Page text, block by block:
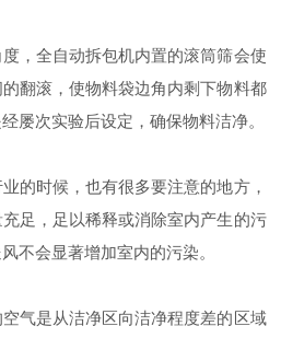
全自动拆包机内置的滚筒筛会使
翻滚，使物料袋边角内剩下物料都
屡次实验后设定，确保物料洁净。
时候，也有很多要注意的地方，
足，足以稀释或消除室内产生的污
不会显著增加室内的污染。
是从洁净区向洁净程度差的区域